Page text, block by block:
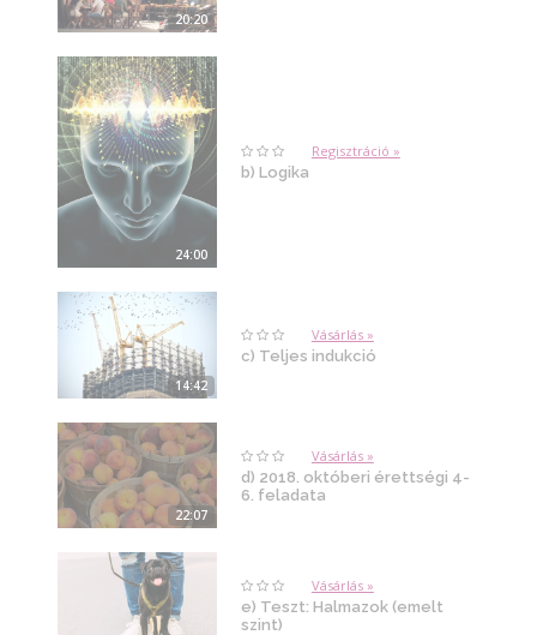
20:20
24:00
Regisztráció »
b) Logika
14:42
Vásárlás »
c) Teljes indukció
22:07
Vásárlás »
d) 2018. októberi érettségi 4-
6. feladata
Vásárlás »
e) Teszt: Halmazok (emelt
szint)